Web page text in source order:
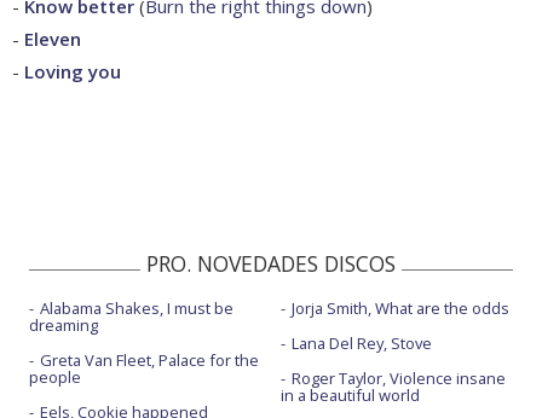
- Know better (Burn the right things down)
- Eleven
- Loving you
PRO. NOVEDADES DISCOS
Alabama Shakes, I must be
dreaming
Greta Van Fleet, Palace for the
people
Eels, Cookie happened
Jorja Smith, What are the odds
Lana Del Rey, Stove
Roger Taylor, Violence insane
in a beautiful world